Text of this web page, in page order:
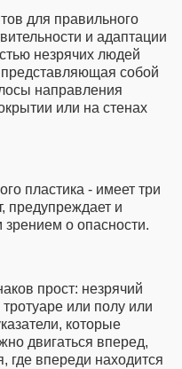
для правильного
и адаптации
незрячих людей
представляющая собой
направления
или на стенах
пластика - имеет три
предупреждает и
о опасности.
прост: незрячий
или полу или
которые
двигаться вперед,
где впереди находится